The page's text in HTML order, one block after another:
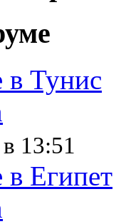
в Тунис
13:51
Египет